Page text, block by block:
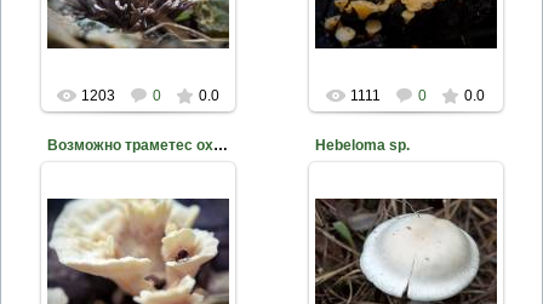
mite
1203 0 0.0
mite
1111 0 0.0
Возможно траметес охряный - Trametes ochracea
2014-02-14
Фото Д. Жуков
mite
Hebeloma sp.
2014-02-10
Фото Д. Жуков
mite